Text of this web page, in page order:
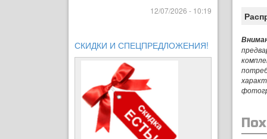
12/07/2026 - 10:19
СКИДКИ И СПЕЦПРЕДЛОЖЕНИЯ!